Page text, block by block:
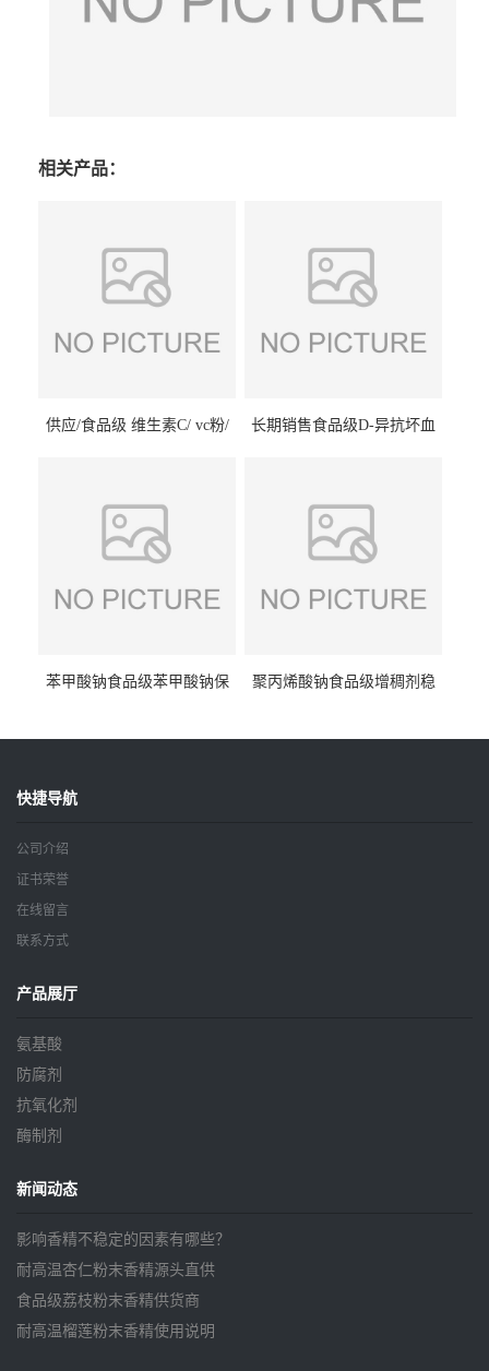
相关产品：
供应/食品级 维生素C/ vc粉/
长期销售食品级D-异抗坏血
苯甲酸钠食品级苯甲酸钠保
聚丙烯酸钠食品级增稠剂稳
快捷导航
公司介绍
证书荣誉
在线留言
联系方式
产品展厅
氨基酸
防腐剂
抗氧化剂
酶制剂
新闻动态
影响香精不稳定的因素有哪些？
耐高温杏仁粉末香精源头直供
食品级荔枝粉末香精供货商
耐高温榴莲粉末香精使用说明